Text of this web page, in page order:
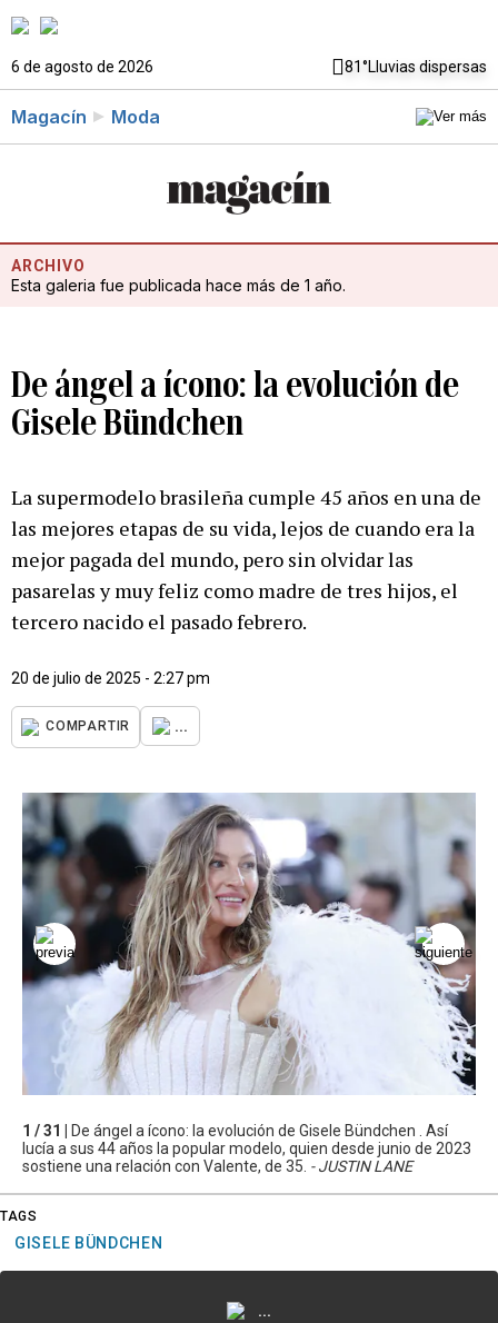
6 de agosto de 2026 81°Lluvias dispersas
Magacín Moda
ARCHIVO
Esta galeria fue publicada hace más de 1 año.
De ángel a ícono: la evolución de
Gisele Bündchen
La supermodelo brasileña cumple 45 años en una de
las mejores etapas de su vida, lejos de cuando era la
mejor pagada del mundo, pero sin olvidar las
pasarelas y muy feliz como madre de tres hijos, el
tercero nacido el pasado febrero.
20 de julio de 2025 - 2:27 pm
COMPARTIR ...
1 / 31 |
De ángel a ícono: la evolución de Gisele Bündchen . Así
lucía a sus 44 años la popular modelo, quien desde junio de 2023
sostiene una relación con Valente, de 35. - JUSTIN LANE
TAGS
GISELE BÜNDCHEN
...